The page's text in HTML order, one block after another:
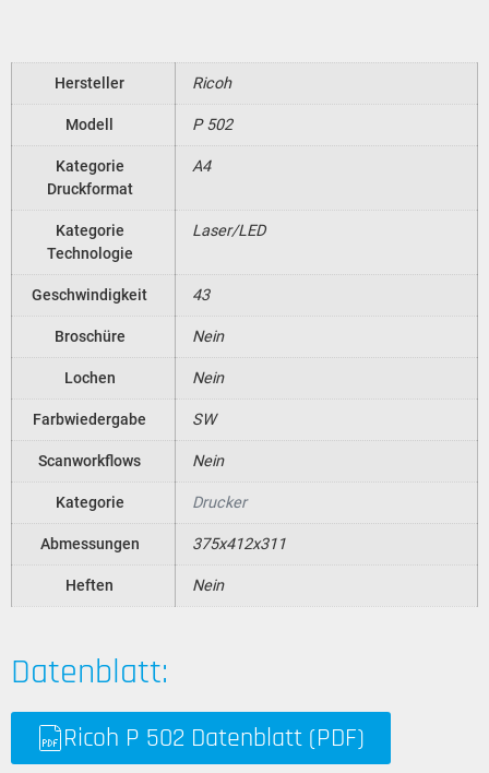
Hersteller Ricoh
Modell P 502
Kategorie
Druckformat
A4
Kategorie
Technologie
Laser/LED
Geschwindigkeit 43
Broschüre Nein
Lochen Nein
Farbwiedergabe SW
Scanworkflows Nein
Kategorie Drucker
Abmessungen 375x412x311
Heften Nein
Datenblatt:
Ricoh P 502 Datenblatt (PDF)